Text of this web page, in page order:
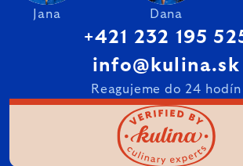
Jana Dana
+421 232 195
info@kulina.sk
Reagujeme do 24 hodín